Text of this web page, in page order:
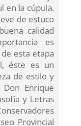
en la cúpula.
de estuco
calidad
es
esta etapa
éste es un
de estilo y
Enrique
y Letras
Provincial